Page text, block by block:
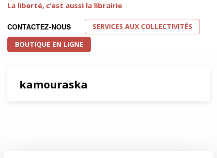
La liberté, c’est aussi la librairie
CONTACTEZ-NOUS
SERVICES AUX COLLECTIVITÉS
BOUTIQUE EN LIGNE
kamouraska